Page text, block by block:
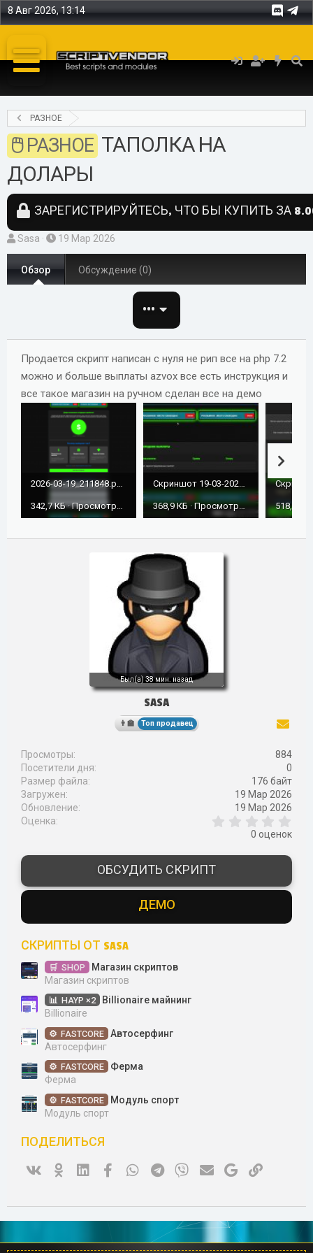
8 Авг 2026, 13:14
РАЗНОЕ
РАЗНОЕ ТАПОЛКА НА
ДОЛАРЫ
ЗАРЕГИСТРИРУЙТЕСЬ, ЧТО БЫ КУПИТЬ ЗА 8.00
А
в
т
о
Sasa
Д
а
т
а
н
и
я
19 Мар 2026
Обзор Обсуждение (0)
•••
Продается скрипт написан с нуля не рип все на php 7.2
можно и больше выплаты azvox все есть инструкция и
все такое магазин на ручном сделан все на демо
2026-03-19_211848.png
342,7 КБ · Просмотры: 144
Скриншот 19-03-2026 211754.jpg
368,9 КБ · Просмотры: 132
Был(а)38 мин. назад
SASA
Топ продавец
Просмотры
884
Посетители дня
0
Размер файла
176 байт
Загружен
19 Мар 2026
Обновление
19 Мар 2026
Оценка
,
з
в
з
0 оценок
ОБСУДИТЬ СКРИПТ
ДЕМО
СКРИПТЫ ОТ SASA
SHOP
Магазин скриптов
Магазин скриптов
HAYP ×2
Billionaire майнинг
Billionaire
FASTCORE Автосерфинг
Автосерфинг
FASTCORE
Ферма
Ферма
FASTCORE
Модуль спорт
Модуль спорт
ПОДЕЛИТЬСЯ
Ok Linked InFacebookWhatsAppTelegram
Viber Электронная почта
Google